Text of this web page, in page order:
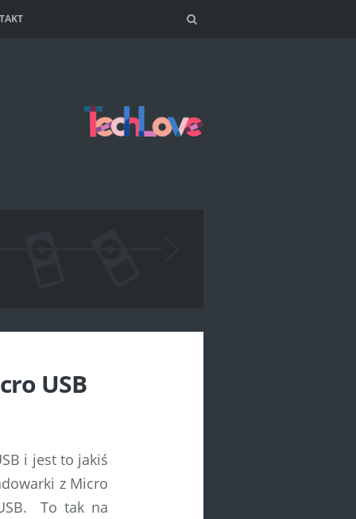
USB
i jest to jakiś
z Micro
To tak na